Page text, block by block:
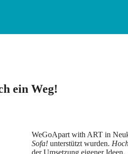
ein Weg!
WeGoApart with ART in
Sofa! unterstützt wurden.